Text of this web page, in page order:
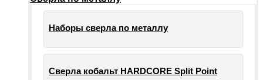
Наборы сверла по металлу
Сверла кобальт HARDCORE Split Point